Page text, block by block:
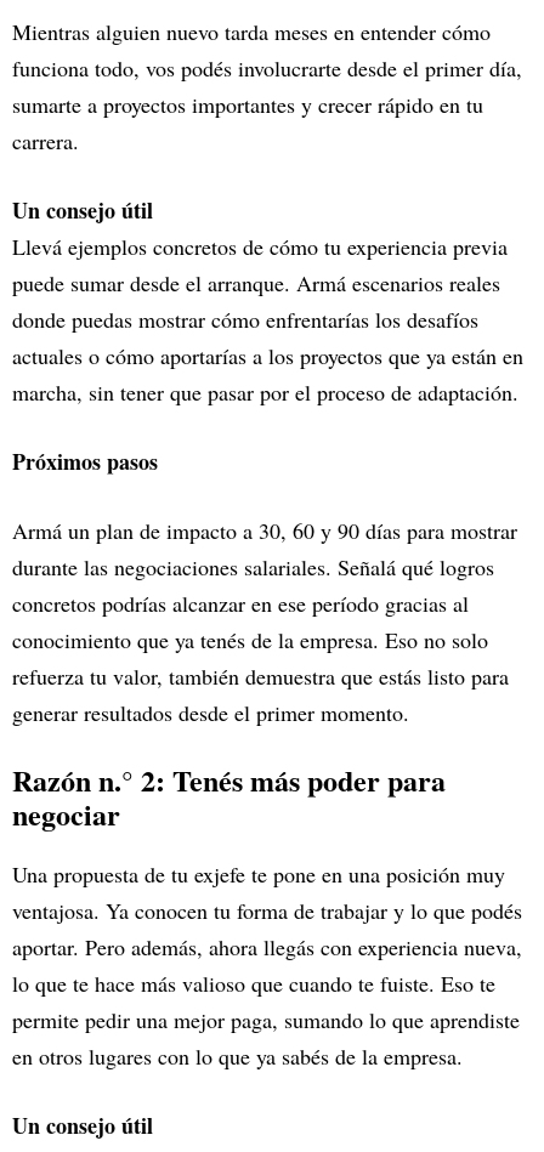
Mientras alguien nuevo tarda meses en entender cómo
funciona todo, vos podés involucrarte desde el primer día,
sumarte a proyectos importantes y crecer rápido en tu
carrera.
Un consejo útil
Llevá ejemplos concretos de cómo tu experiencia previa
puede sumar desde el arranque. Armá escenarios reales
donde puedas mostrar cómo enfrentarías los desafíos
actuales o cómo aportarías a los proyectos que ya están en
marcha, sin tener que pasar por el proceso de adaptación.
Próximos pasos
Armá un plan de impacto a 30, 60 y 90 días para mostrar
durante las negociaciones salariales. Señalá qué logros
concretos podrías alcanzar en ese período gracias al
conocimiento que ya tenés de la empresa. Eso no solo
refuerza tu valor, también demuestra que estás listo para
generar resultados desde el primer momento.
Razón n.° 2: Tenés más poder para
negociar
Una propuesta de tu exjefe te pone en una posición muy
ventajosa. Ya conocen tu forma de trabajar y lo que podés
aportar. Pero además, ahora llegás con experiencia nueva,
lo que te hace más valioso que cuando te fuiste. Eso te
permite pedir una mejor paga, sumando lo que aprendiste
en otros lugares con lo que ya sabés de la empresa.
Un consejo útil